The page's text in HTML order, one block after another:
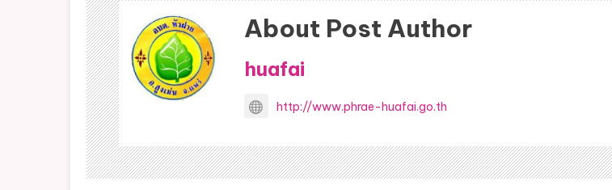
About Post Author
huafai
http://www.phrae-huafai.go.th